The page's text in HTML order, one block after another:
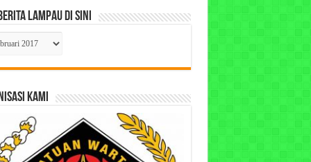
Lampau di Sini
KAMI